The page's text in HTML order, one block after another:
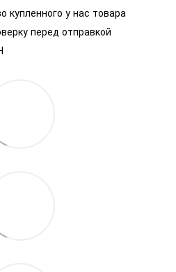
купленного у нас товара
перед отправкой